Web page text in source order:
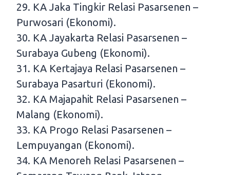
29. KA Jaka Tingkir Relasi Pasarsenen –
Purwosari (Ekonomi).
30. KA Jayakarta Relasi Pasarsenen –
Surabaya Gubeng (Ekonomi).
31. KA Kertajaya Relasi Pasarsenen –
Surabaya Pasarturi (Ekonomi).
32. KA Majapahit Relasi Pasarsenen –
Malang (Ekonomi).
33. KA Progo Relasi Pasarsenen –
Lempuyangan (Ekonomi).
34. KA Menoreh Relasi Pasarsenen –